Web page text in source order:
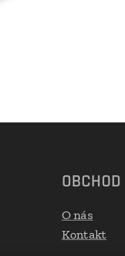
OBCHOD
O nás
Kontakt